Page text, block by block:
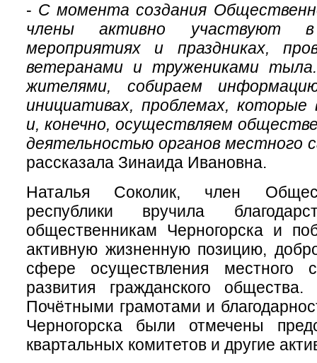
- С момента создания
члены активно участвуют в
мероприятиях и праздниках,
ветеранами и тружениками
жителями, собираем
инициативах, проблемах, которые
и, конечно, осуществляем
деятельностью органов местного
рассказала Зинаида Ивановна.
Наталья Соколик, член
республики вручила
общественникам Черногорска и
активную жизненную позицию,
сфере осуществления местного
развития гражданского
Почётными грамотами и
Черногорска были отмечены
квартальных комитетов и другие